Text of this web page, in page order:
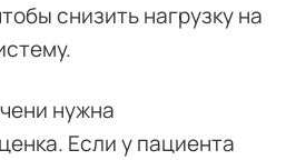
снизить нагрузку на
нужна
Если у пациента